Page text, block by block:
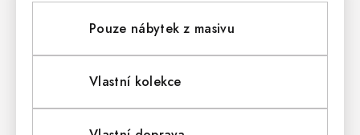
Pouze nábytek z masivu
Vlastní kolekce